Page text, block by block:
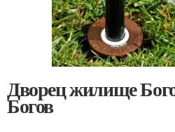
Дворец жилище
Богов